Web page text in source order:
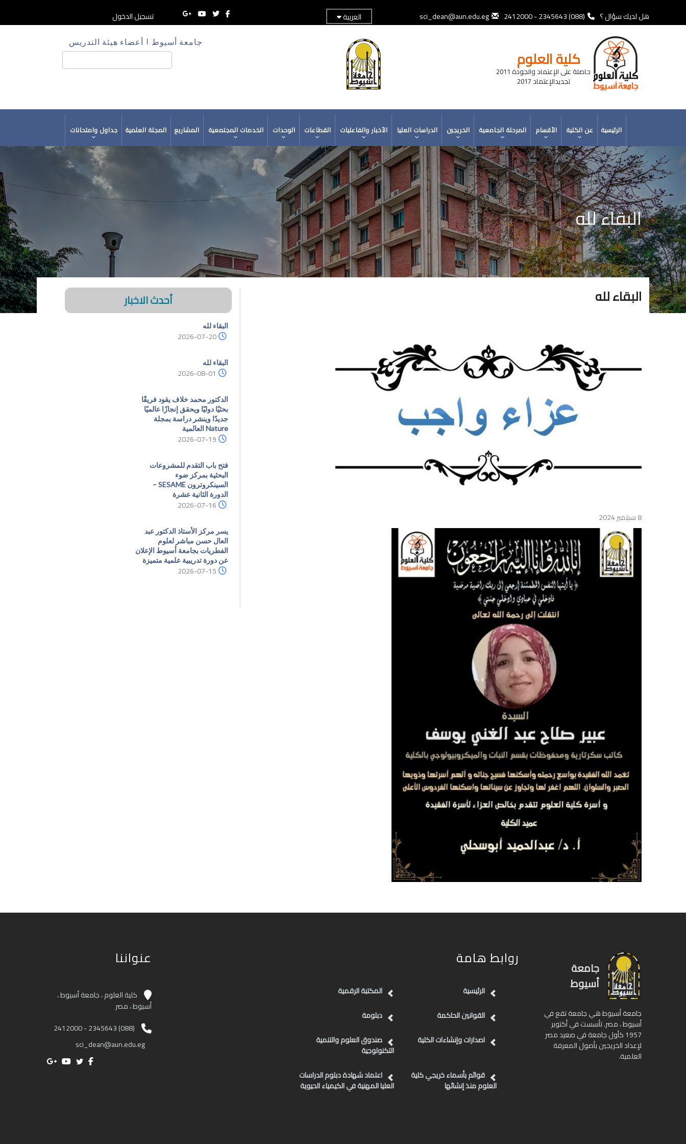
المحتوى
هل لديك سؤال ؟ (088) 2345643 - 2412000
sci_dean@aun.edu.eg العربية تسجيل الدخول
كلية العلوم
حاصلة على الإعتماد والجودة 2011
تجديدالإعتماد 2017
جامعة أسيوط أعضاء هيئة التدريس
NAVIGATION
الرئيسية عن الكلية الأقسام المرحلة الجامعية الخريجين الدراسات العليا الأخبار والفاعليات القطاعات الوحدات الخدمات المجتمعية المشاريع المجلة العلمية جداول وامتحانات
البقاء لله
البقاء لله
8 سبتمبر 2024
أحدث الاخبار
البقاء لله
2026-07-20
البقاء لله
2026-08-01
الدكتور محمد خلاف يقود فريقًا
بحثيًا دوليًا ويحقق إنجازًا عالميًا
جديدًا وينشر دراسة بمجلة
Nature العالمية
2026-07-19
فتح باب التقدم للمشروعات
البحثية بمركز ضوء
السينكروترون SESAME –
الدورة الثانية عشرة
2026-07-16
يسر مركز الأستاذ الدكتور عبد
العال حسن مباشر لعلوم
الفطريات بجامعة أسيوط الإعلان
عن دورة تدريبية علمية متميزة
2026-07-15
جامعة
أسيوط
جامعة أسيوط هي جامعة تقع في
أسيوط ، مصر. تأسست في أكتوبر
1957 كأول جامعة في صعيد مصر
لإعداد الخريجين بأصول المعرفة
العلمية.
روابط هامة
الرئيسية
المكتبة الرقمية
القوانين الحاكمة
دبلومة
اصدارات وإنشاءات الكلية
صندوق العلوم والتنمية
التكنولوجية
قوائم بأسماء خريجي كلية
العلوم منذ إنشائها
اعتماد شهادة دبلوم الدراسات
العليا المهنية في الكيمياء الحيوية
عنواننا
كلية العلوم ، جامعة أسيوط ،
أسيوط ، مصر
(088) 2345643 - 2412000